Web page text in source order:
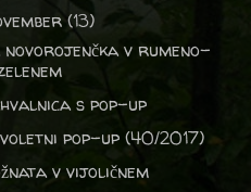
(13)
novorojenčka v rumeno-
s pop-up
pop-up (40/2017)
v vijoličnem